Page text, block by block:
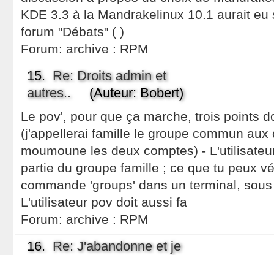
KDE 3.3 à la Mandrakelinux 10.1 aurait
forum "Débats" ( )
Forum: archive : RPM
15. Re: Droits admin et
autres.. (Auteur: Bobert)
Le pov', pour que ça marche, trois points
(j'appellerai famille le groupe commun
moumoune les deux comptes) -
partie du groupe famille ; ce que tu peux
commande 'groups' dans un terminal,
L'utilisateur pov doit aussi fa
Forum: archive : RPM
16. Re: J'abandonne et je